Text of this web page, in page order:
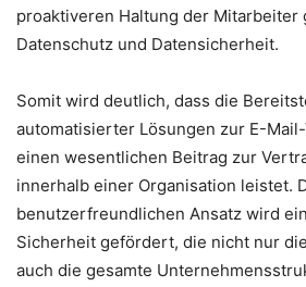
proaktiveren Haltung der Mitarbeiter
Datenschutz und Datensicherheit.
Somit wird deutlich, dass die
automatisierter Lösungen zur E-
einen wesentlichen Beitrag zur
innerhalb einer Organisation leistet.
benutzerfreundlichen Ansatz wird
Sicherheit gefördert, die nicht nur
auch die gesamte